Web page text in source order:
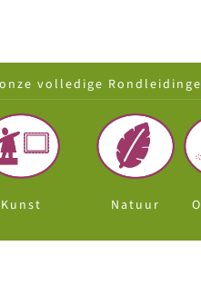
onze volledige
Kunst Natuur